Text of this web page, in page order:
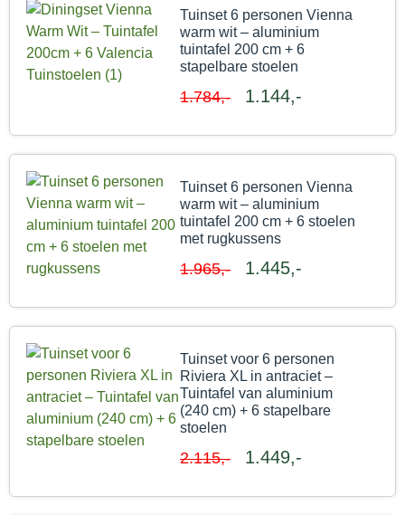
Tuinset 6 personen Vienna
warm wit – aluminium
tuintafel 200 cm + 6
stapelbare stoelen
1.784,- 1.144,-
Tuinset 6 personen Vienna
warm wit – aluminium
tuintafel 200 cm + 6 stoelen
met rugkussens
1.965,- 1.445,-
Tuinset voor 6 personen
Riviera XL in antraciet –
Tuintafel van aluminium
(240 cm) + 6 stapelbare
stoelen
2.115,- 1.449,-